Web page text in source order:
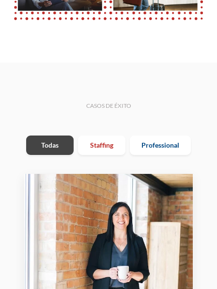
CASOS DE ÉXITO
Todas Staffing Professional